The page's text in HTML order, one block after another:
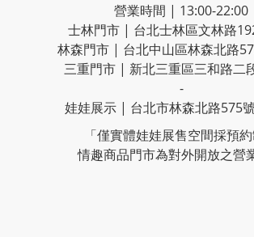
營業時間 | 13:00-22:00
士林門市 | 台北士林區文林路
林森門市 | 台北中山區林森北路
三重門市 | 新北三重區三和路二
-
娃娃展示 | 台北市林森北路575
「僅實體娃娃展售空間採預約
情趣商品門市為對外開放之營